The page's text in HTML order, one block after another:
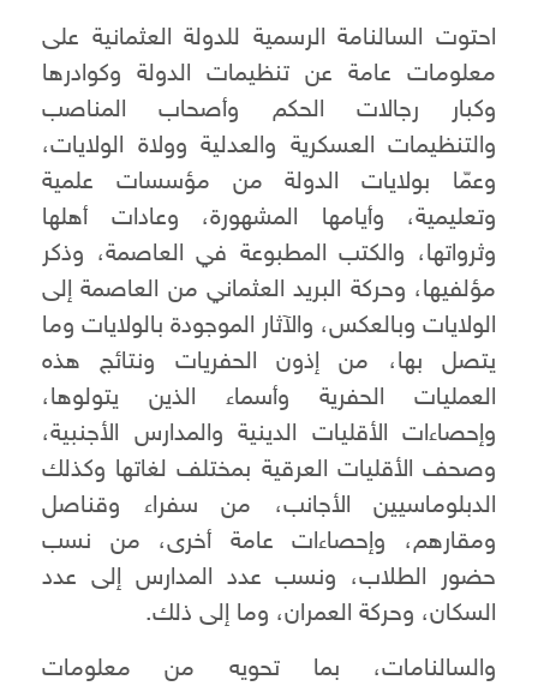
احتوت السالنامة الرسمية للدولة العثمانية على
معلومات عامة عن تنظيمات الدولة وكوادرها
وكبار رجالات الحكم وأصحاب المناصب
والتنظيمات العسكرية والعدلية وولاة الولايات،
وعمّا بولايات الدولة من مؤسسات علمية
وتعليمية، وأيامها المشهورة، وعادات أهلها
وثرواتها، والكتب المطبوعة في العاصمة، وذكر
مؤلفيها، وحركة البريد العثماني من العاصمة إلى
الولايات وبالعكس، والآثار الموجودة بالولايات وما
يتصل بها، من إذون الحفريات ونتائج هذه
العمليات الحفرية وأسماء الذين يتولوها،
وإحصاءات الأقليات الدينية والمدارس الأجنبية،
وصحف الأقليات العرقية بمختلف لغاتها وكذلك
الدبلوماسيين الأجانب، من سفراء وقناصل
ومقارهم، وإحصاءات عامة أخرى، من نسب
حضور الطلاب، ونسب عدد المدارس إلى عدد
السكان، وحركة العمران، وما إلى ذلك.
والسالنامات، بما تحويه من معلومات